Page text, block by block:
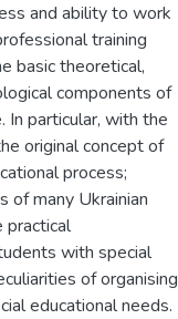
and ability to work
training
basic theoretical,
components of
In particular, with the
original concept of
process;
of many Ukrainian
practical
with special
of organising
educational needs.